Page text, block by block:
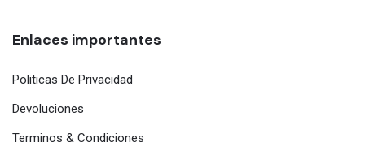
Enlaces importantes
Politicas De Privacidad
Devoluciones
Terminos & Condiciones